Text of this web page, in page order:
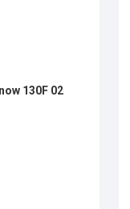
130F 02